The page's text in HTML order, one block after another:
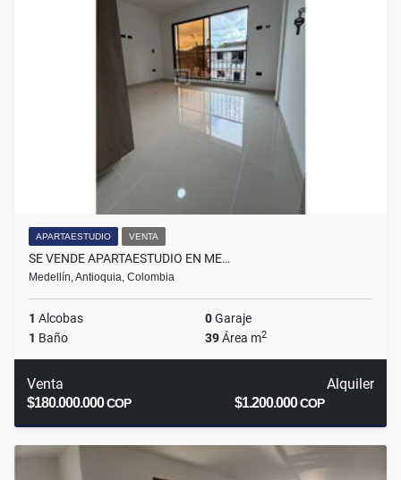
APARTAESTUDIO VENTA
SE VENDE APARTAESTUDIO EN ME…
Medellín, Antioquia, Colombia
1 Alcobas 0Garaje
1 Baño 39Área m2
Venta
$180.000.000COP
Alquiler
$1.200.000COP